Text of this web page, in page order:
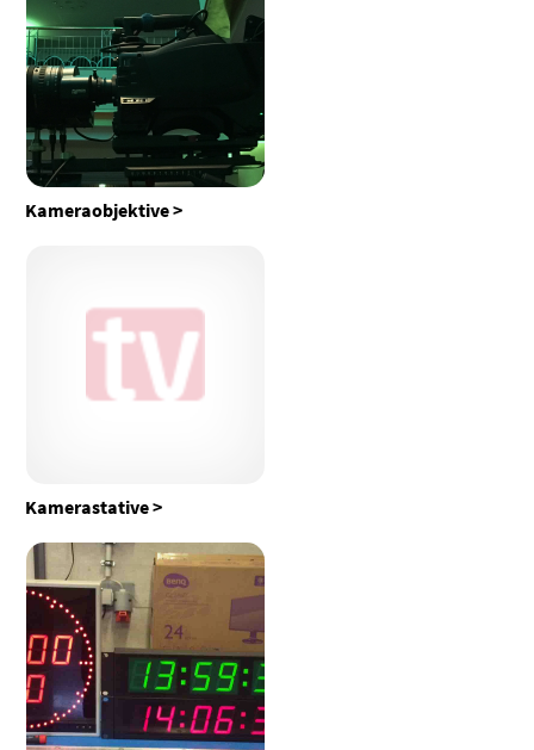
Kameraobjektive
Kamerastative